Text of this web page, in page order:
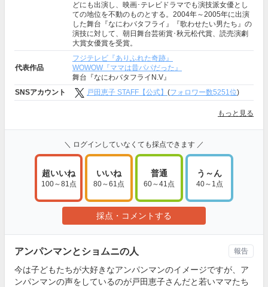
どにも出演し、映画･テレビドラマでも演技派女優とし
ての地位を不動のものとする。2004年～2005年に出演
した舞台『なにわバタフライ』『歌わせたい男たち』の
演技に対して、朝日舞台芸術賞･秋元松代賞、読売演劇
大賞女優賞を受賞。
代表作品
フジテレビ『ありふれた奇跡』
WOWOW『ママは昔パパだった』
舞台『なにわバタフライN.V』
SNSアカウント
戸田恵子 STAFF【公式】 (フォロワー数5251位)
もっと見る
＼ ログインしていなくても採点できます ／
超いいね
100～81点
いいね
80～61点
普通
60～41点
う～ん
40～1点
採点・コメントする
アンパンマンとショムニの人
今は子どもたちが大好きなアンパンマンのイメージですが、ア
ンパンマンの声をしているのが戸田恵子さんだと若いママたち
報告